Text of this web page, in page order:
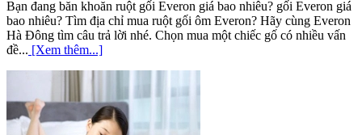
Bạn đang băn khoăn ruột gối Everon giá bao nhiêu? gối Everon giá
bao nhiêu? Tìm địa chỉ mua ruột gối ôm Everon? Hãy cùng Everon
Hà Đông tìm câu trả lời nhé. Chọn mua một chiếc gố có nhiều vấn
đề... [Xem thêm...]